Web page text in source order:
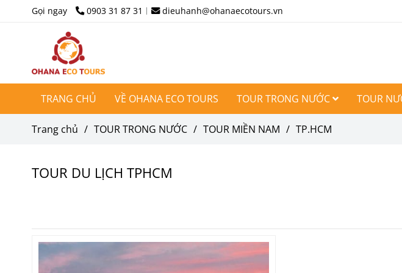
Gọi ngay 0903 31 87 31 dieuhanh@ohanaecotours.vn
TRANG CHỦ VỀ OHANA ECO TOURS TOUR TRONG NƯỚC TOUR
Trang chủ / TOUR TRONG NƯỚC / TOUR MIỀN NAM / TP.HCM
TOUR DU LỊCH TPHCM